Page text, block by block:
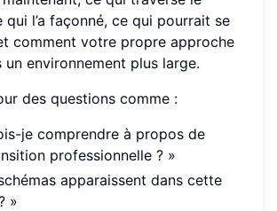
qui l’a façonné, ce qui pourrait se
comment votre propre approche
un environnement plus large.
des questions comme :
je comprendre à propos de
professionnelle ? »
apparaissent dans cette
»